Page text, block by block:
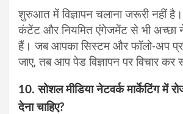
शुरुआत में विज्ञापन चलाना जरूरी नहीं
कंटेंट और नियमित एंगेजमेंट से भी अच्छा
हैं। जब आपका सिस्टम और फॉलो-अप
जाए, तब आप पेड विज्ञापन पर विचार
10. सोशल मीडिया नेटवर्क मार्केटिंग में
देना चाहिए?